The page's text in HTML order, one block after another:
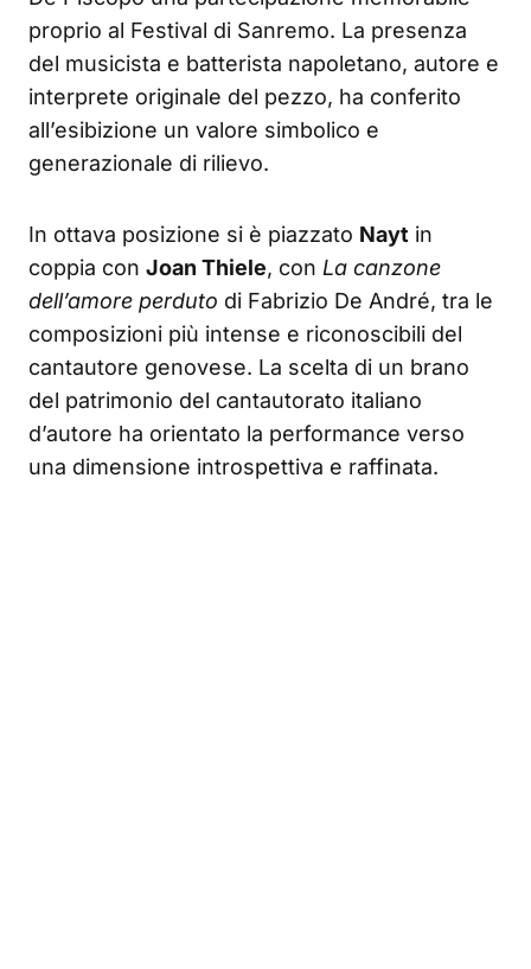
proprio al Festival di Sanremo. La presenza
del musicista e batterista napoletano, autore e
interprete originale del pezzo, ha conferito
all’esibizione un valore simbolico e
generazionale di rilievo.
In ottava posizione si è piazzato Nayt in
coppia con Joan Thiele, con La canzone
dell’amore perduto di Fabrizio De André, tra le
composizioni più intense e riconoscibili del
cantautore genovese. La scelta di un brano
del patrimonio del cantautorato italiano
d’autore ha orientato la performance verso
una dimensione introspettiva e raffinata.